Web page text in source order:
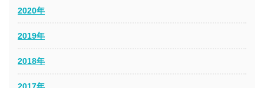
2020年
2019年
2018年